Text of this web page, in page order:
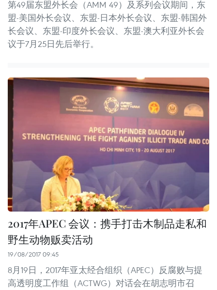
第49届东盟外长会（AMM 49）及系列会议期间，东
盟-美国外长会议、东盟-日本外长会议、东盟-韩国外
长会议、东盟-印度外长会议、东盟-澳大利亚外长会
议于7月25日先后举行。
2017年APEC 会议：携手打击木制品走私和
野生动物贩卖活动
19/08/2017 09:45
8月19日，2017年亚太经合组织（APEC）反腐败与提
高透明度工作组（ACTWG）对话会在胡志明市召